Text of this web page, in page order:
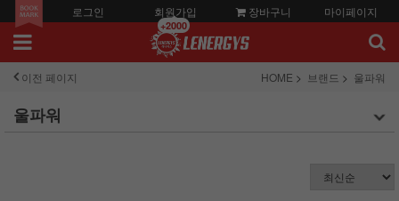
로그인 회원가입
+2000
장바구니 마이페이지
이전 페이지 HOME 브랜드 울파워
울파워